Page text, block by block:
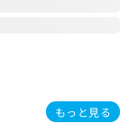
もっと見る